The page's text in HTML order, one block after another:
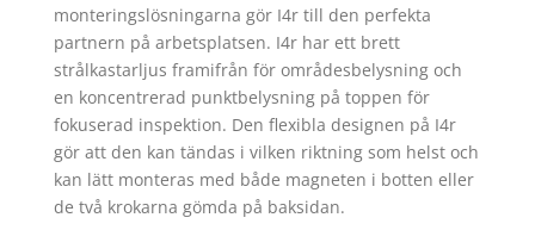
monteringslösningarna gör I4r till den perfekta
partnern på arbetsplatsen. I4r har ett brett
strålkastarljus framifrån för områdesbelysning och
en koncentrerad punktbelysning på toppen för
fokuserad inspektion. Den flexibla designen på I4r
gör att den kan tändas i vilken riktning som helst och
kan lätt monteras med både magneten i botten eller
de två krokarna gömda på baksidan.